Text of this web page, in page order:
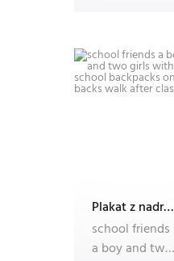
to school
Plakat z nadrukiem Dec'n'Roll
school friends
a boy and two